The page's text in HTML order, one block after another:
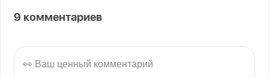
9 комментариев